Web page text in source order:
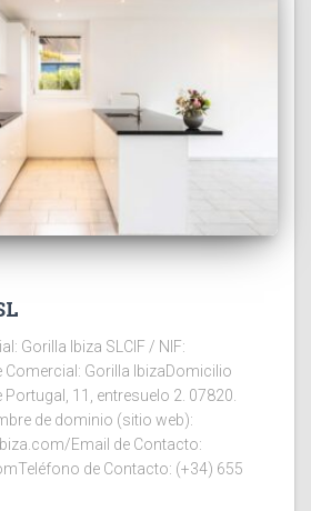
Gorilla Ibiza SLCIF / NIF:
Gorilla IbizaDomicilio
Portugal, 11, entresuelo 2. 07820.
de dominio (sitio web):
Email de Contacto:
de Contacto: (+34) 655